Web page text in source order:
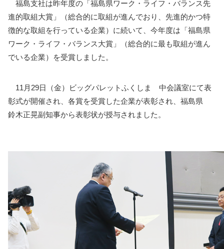
福島支社は昨年度の「福島県ワーク・ライフ・バランス先
進的取組大賞」（総合的に取組が進んでおり、先進的かつ特
徴的な取組を行っている企業）に続いて、今年度は「福島県
ワーク・ライフ・バランス大賞」（総合的に最も取組が進ん
でいる企業）を受賞しました。
11月29日（金）ビッグパレットふくしま 中会議室にて表
彰式が開催され、各賞を受賞した企業が表彰され、福島県
鈴木正晃副知事から表彰状が授与されました。